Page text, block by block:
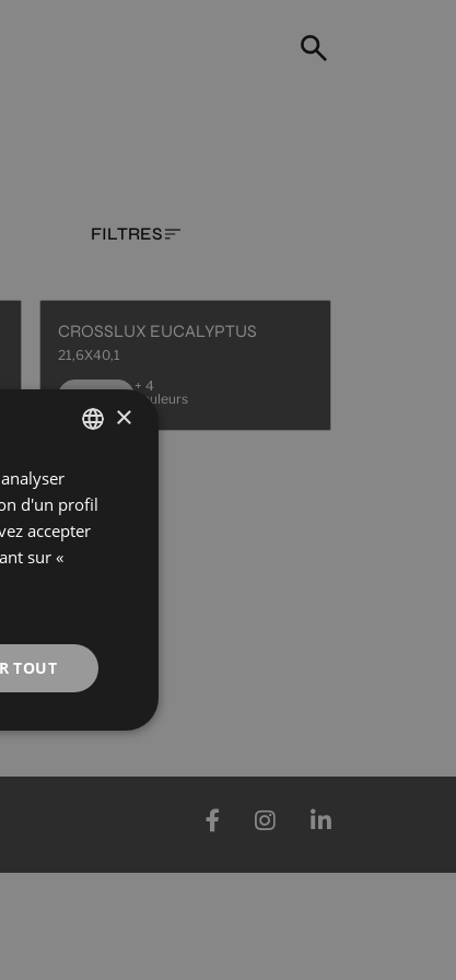
FILTRES
CROSSLUX EUCALYPTUS
21,6X40,1
WHITE
+ 4
couleurs
GERMAN
×
d'un profil
accepter
sur «
TOUT